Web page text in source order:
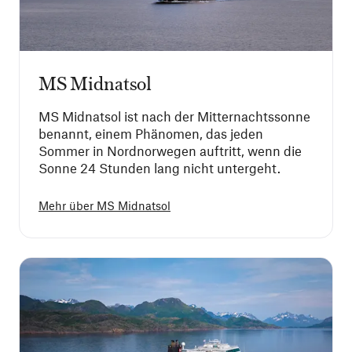
MS Midnatsol
MS Midnatsol ist nach der Mitternachtssonne
benannt, einem Phänomen, das jeden
Sommer in Nordnorwegen auftritt, wenn die
Sonne 24 Stunden lang nicht untergeht.
Mehr über MS Midnatsol